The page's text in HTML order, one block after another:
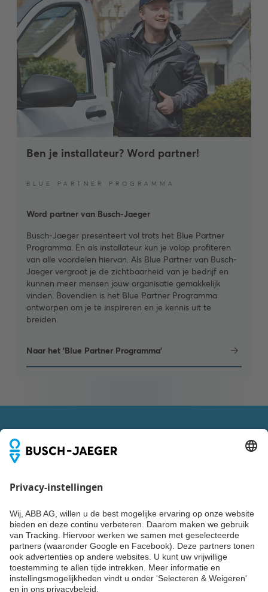
Ben je installateur? Word partner!
BLUE PARTNER PROGRAMMA
Word partner van Busch-Jaeger
Busch-Jaeger presenteert vol trots het Blue Partner
Programma. En als installateur kun je volop profiteren
van alle voordelen hiervan. Als Blue Partner van Busch-
Jaeger vergroot je de zichtbaarheid van je bedrijf en
kunnen meer mensen jouw organisatie gemakkelijk
vinden. Bovendien is het Blue Partner Programma
ontworpen om je te inspireren en je kennis uit te
breiden.
Naar het 'Blue Partner Programma'
Blijf up-to-date
Niks missen over trends, events en de nieuwste producten,
systemen en diensten van Busch-Jaeger? Laat dan nu je
gegevens achter en ontvang tweemaandelijks Building
Update of een van de andere nieuwsbrieven van ABB.